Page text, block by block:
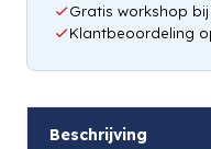
Gratis workshop
Klantbeoordeling
Beschrijving